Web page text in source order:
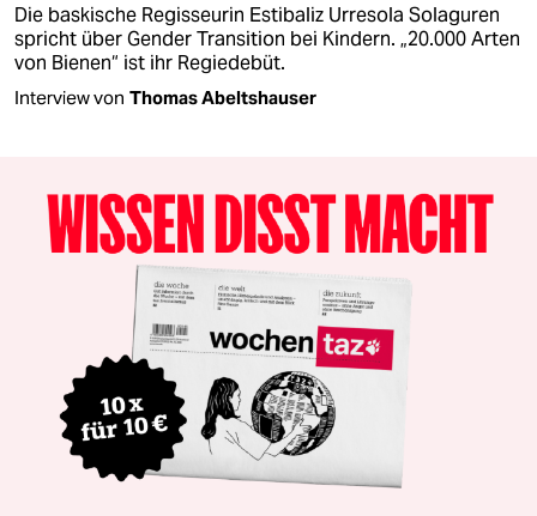
Die baskische Regisseurin Estibaliz Urresola Solaguren
spricht über Gender Transition bei Kindern. „20.000 Arten
von Bienen“ ist ihr Regiedebüt.
Interview von Thomas Abeltshauser